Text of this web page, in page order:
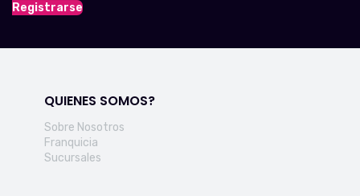
Registrarse
QUIENES SOMOS?
Sobre Nosotros
Franquicia
Sucursales